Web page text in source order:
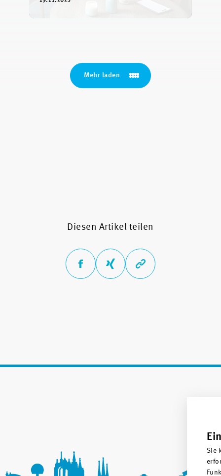
Sie
Mehr laden
Diesen Artikel teilen